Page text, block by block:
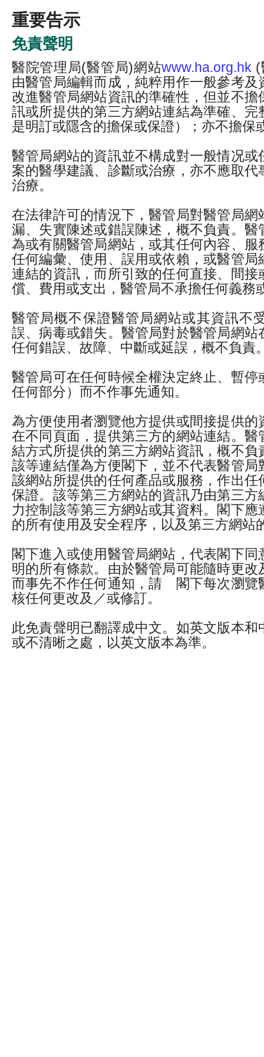
重要告示
免責聲明
醫院管理局(醫管局)網站www.ha.org.hk (
由醫管局編輯而成，純粹用作一般參考
改進醫管局網站資訊的準確性，但並不
訊或所提供的第三方網站連結為準確、完
是明訂或隱含的擔保或保證）；亦不擔保
醫管局網站的資訊並不構成對一般情况或
案的醫學建議、診斷或治療，亦不應取
治療。
在法律許可的情況下，醫管局對醫管局網
漏、失實陳述或錯誤陳述，概不負責。醫
為或有關醫管局網站，或其任何內容、服
任何編彙、使用、誤用或依賴，或醫管局
連結的資訊，而所引致的任何直接、間接
償、費用或支出，醫管局不承擔任何義務
醫管局概不保證醫管局網站或其資訊不
誤、病毒或錯失。醫管局對於醫管局網站
任何錯誤、故障、中斷或延誤，概不負責
醫管局可在任何時候全權決定終止、暫停
任何部分）而不作事先通知。
為方便使用者瀏覽他方提供或間接提供的
在不同頁面，提供第三方的網站連結。醫
結方式所提供的第三方網站資訊，概不負
該等連結僅為方便閣下，並不代表醫管局
該網站所提供的任何產品或服務，作出任
保證。該等第三方網站的資訊乃由第三方
力控制該等第三方網站或其資料。閣下
的所有使用及安全程序，以及第三方網站
閣下進入或使用醫管局網站，代表閣下
明的所有條款。由於醫管局可能隨時更
而事先不作任何通知，請 閣下每次瀏覽
核任何更改及／或修訂。
此免責聲明已翻譯成中文。如英文版本
或不清晰之處，以英文版本為準。